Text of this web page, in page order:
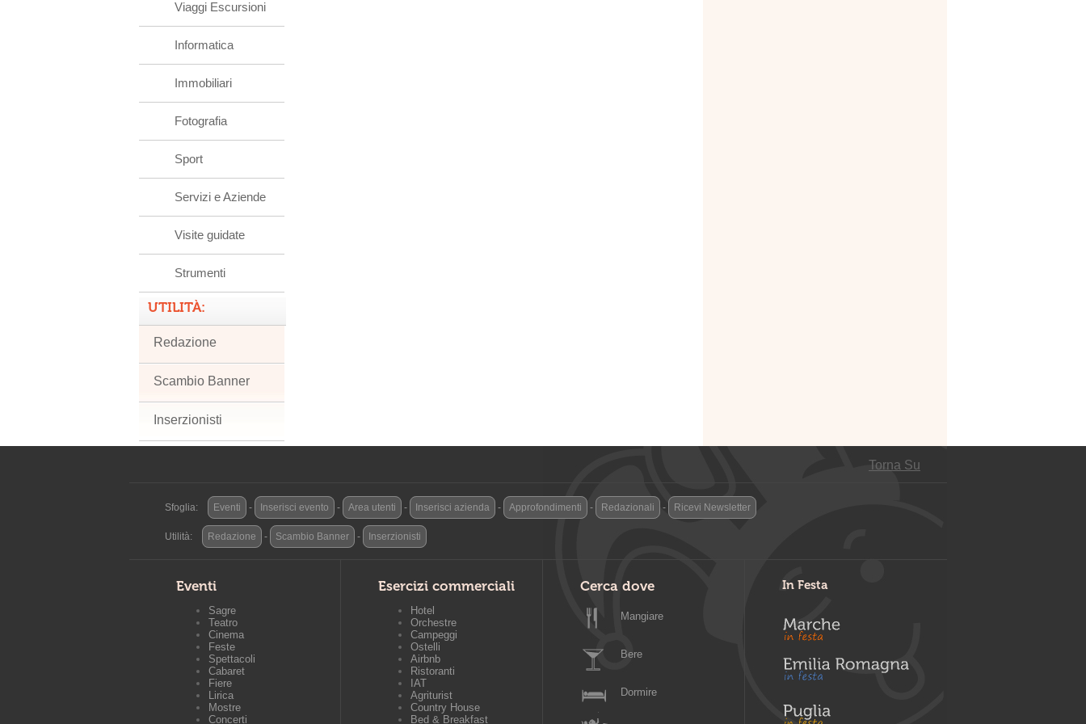
Viaggi Escursioni
Informatica
Immobiliari
Fotografia
Sport
Servizi e Aziende
Visite guidate
Strumenti
UTILITÀ:
Redazione
Scambio Banner
Inserzionisti
Torna Su
Sfoglia: Eventi - Inserisci evento - Area utenti - Inserisci azienda - Approfondimenti - Redazionali - Ricevi Newsletter
Utilità: Redazione - Scambio Banner - Inserzionisti
Eventi
Sagre
Teatro
Cinema
Feste
Spettacoli
Cabaret
Fiere
Lirica
Mostre
Concerti
Esercizi commerciali
Hotel
Orchestre
Campeggi
Ostelli
Airbnb
Ristoranti
IAT
Agriturist
Country House
Bed & Breakfast
Cerca dove
Mangiare
Bere
Dormire
In Festa